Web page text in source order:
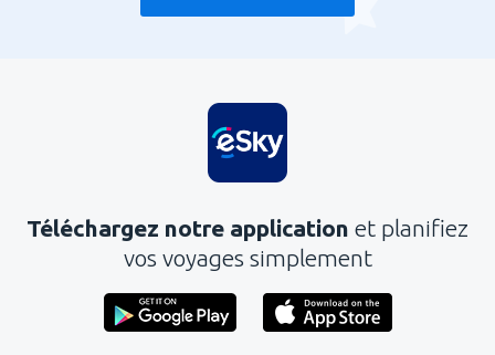
Téléchargez notre application et planifiez
vos voyages simplement